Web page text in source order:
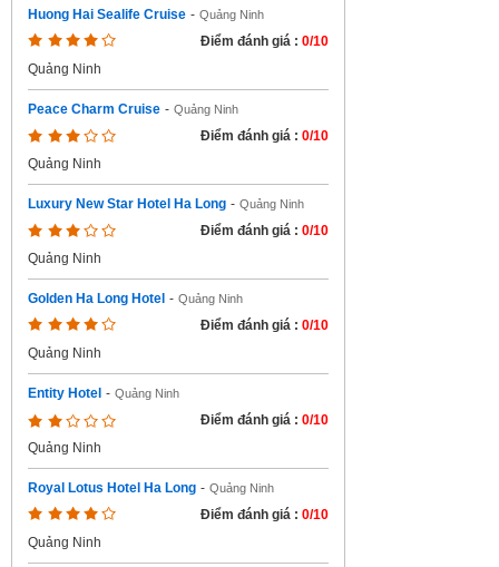
Huong Hai Sealife Cruise - Quảng Ninh
Điểm đánh giá : 0/10
Quảng Ninh
Peace Charm Cruise - Quảng Ninh
Điểm đánh giá : 0/10
Quảng Ninh
Luxury New Star Hotel Ha Long - Quảng Ninh
Điểm đánh giá : 0/10
Quảng Ninh
Golden Ha Long Hotel - Quảng Ninh
Điểm đánh giá : 0/10
Quảng Ninh
Entity Hotel - Quảng Ninh
Điểm đánh giá : 0/10
Quảng Ninh
Royal Lotus Hotel Ha Long - Quảng Ninh
Điểm đánh giá : 0/10
Quảng Ninh